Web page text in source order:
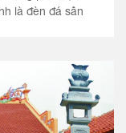
là đèn đá sân